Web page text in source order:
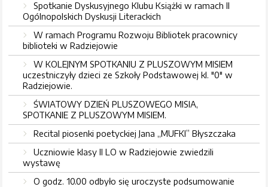
Spotkanie Dyskusyjnego Klubu Książki w ramach II
Ogólnopolskich Dyskusji Literackich
W ramach Programu Rozwoju Bibliotek pracownicy
biblioteki w Radziejowie
W KOLEJNYM SPOTKANIU Z PLUSZOWYM MISIEM
uczestniczyły dzieci ze Szkoły Podstawowej kl. "0" w
Radziejowie.
ŚWIATOWY DZIEŃ PLUSZOWEGO MISIA,
SPOTKANIE Z PLUSZOWYM MISIEM.
Recital piosenki poetyckiej Jana „MUFKI” Błyszczaka
Uczniowie klasy II LO w Radziejowie zwiedzili
wystawę
O godz. 10.00 odbyło się uroczyste podsumowanie